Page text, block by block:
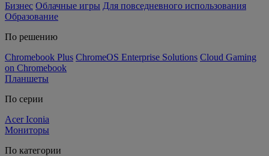
Бизнес Облачные игры Для повседневного использования
Образование
По решению
Chromebook Plus ChromeOS Enterprise Solutions Cloud Gaming
on Chromebook
Планшеты
По серии
Acer Iconia
Мониторы
По категории